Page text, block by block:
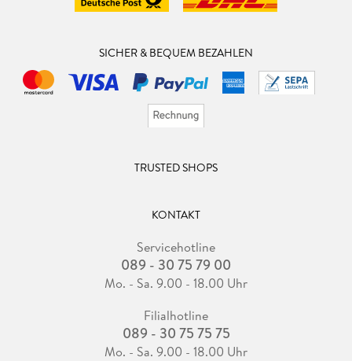
dato wenig Ahnung hat.
SICHER & BEQUEM BEZAHLEN
TRUSTED SHOPS
KONTAKT
Servicehotline
089 - 30 75 79 00
Mo. - Sa. 9.00 - 18.00 Uhr
Filialhotline
089 - 30 75 75 75
Mo. - Sa. 9.00 - 18.00 Uhr